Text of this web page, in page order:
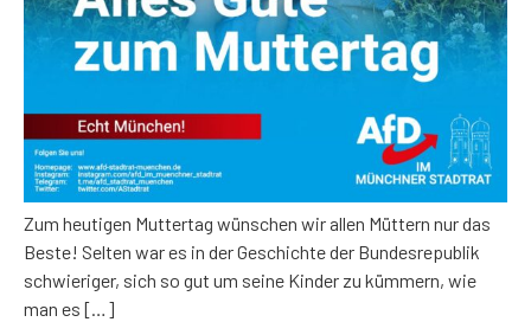
Zum heutigen Muttertag wünschen wir allen Müttern nur das
Beste! Selten war es in der Geschichte der Bundesrepublik
schwieriger, sich so gut um seine Kinder zu kümmern, wie
man es […]